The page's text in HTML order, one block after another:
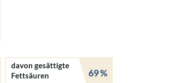
davon gesättigte
Fettsäuren
69 %